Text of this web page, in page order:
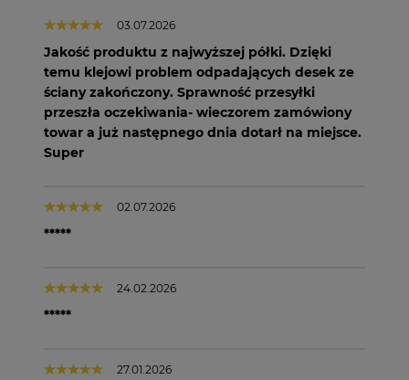
03.07.2026
Jakość produktu z najwyższej półki. Dzięki
temu klejowi problem odpadających desek ze
ściany zakończony. Sprawność przesyłki
przeszła oczekiwania- wieczorem zamówiony
towar a już następnego dnia dotarł na miejsce.
Super
02.07.2026
*****
24.02.2026
*****
27.01.2026